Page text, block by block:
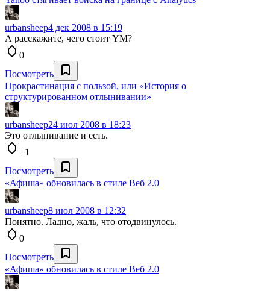
urbansheep4 дек 2008 в 15:19
А расскажите, чего стоит YM?
0
Посмотреть
Прокрастинация с пользой, или «История о
структурированном отлынивании»
urbansheep24 июл 2008 в 18:23
Это отлынивание и есть.
+1
Посмотреть
«Афиша» обновилась в стиле Веб 2.0
urbansheep8 июл 2008 в 12:32
Понятно. Ладно, жаль, что отодвинулось.
0
Посмотреть
«Афиша» обновилась в стиле Веб 2.0